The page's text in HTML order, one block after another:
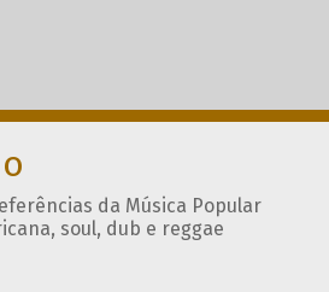
da Música Popular
soul, dub e reggae